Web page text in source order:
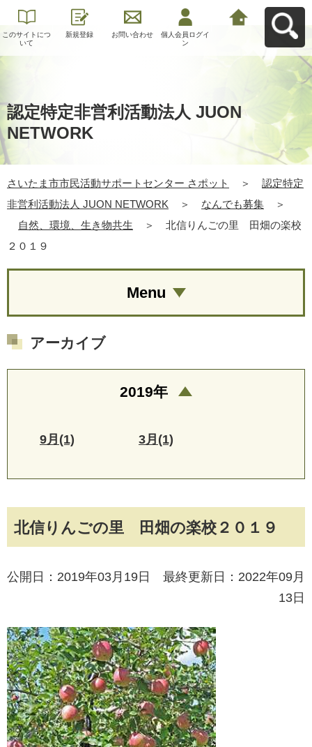
このサイトにつ
いて
新規登録 お問い合わせ
個人会員ログイ
ン
認定特定非営利活動法人 JUON
NETWORK
さいたま市市民活動サポートセンター さポット ＞
認定特定
非営利活動法人 JUON NETWORK
＞ なんでも募集
＞
自然、環境、生き物共生
＞
北信りんごの里 田畑の楽校
２０１９
北信りんごの里 田畑の楽校２０１９
公開日：2019年03月19日 最終更新日：2022年09月
13日
Menu
アーカイブ
2019年
9月(1) 3月(1)